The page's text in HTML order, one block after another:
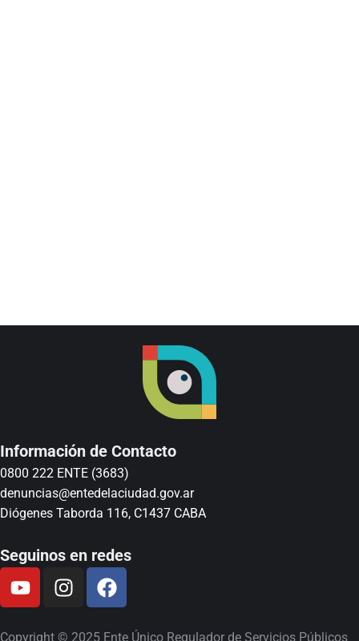
Información de Contacto
0800 222 ENTE (3683)
denuncias@entedelaciudad.gov.ar
Diógenes Taborda 116, C1437 CABA
Seguinos en redes
Copyright © 2025 Ente Único Regulador de Servicios Públicos